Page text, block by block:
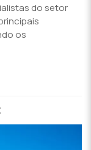
do setor
os